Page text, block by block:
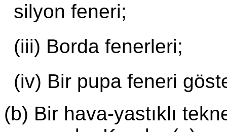
silyon feneri;
(iii) Borda fenerleri;
(iv) Bir pupa feneri
(b) Bir hava-yastıklı